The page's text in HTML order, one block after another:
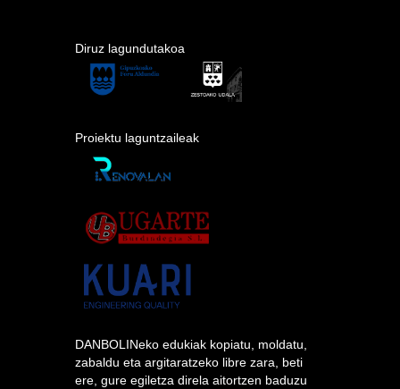
Diruz lagundutakoa
Proiektu laguntzaileak
DANBOLINeko edukiak kopiatu, moldatu,
zabaldu eta argitaratzeko libre zara, beti
ere, gure egiletza direla aitortzen baduzu